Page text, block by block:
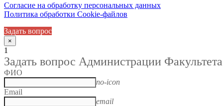
Согласие на обработку персональных данных
Политика обработки Cookie-файлов
Задать вопрос
×
1
Задать вопрос Администрации Факультета
ФИО
no-icon
Email
email